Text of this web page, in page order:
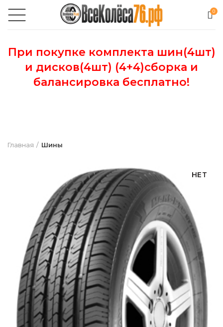
0
При покупке комплекта шин(4шт)
и дисков(4шт) (4+4)сборка и
балансировка бесплатно!
Главная Шины
НЕТ